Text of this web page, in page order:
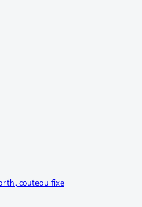
couteau fixe